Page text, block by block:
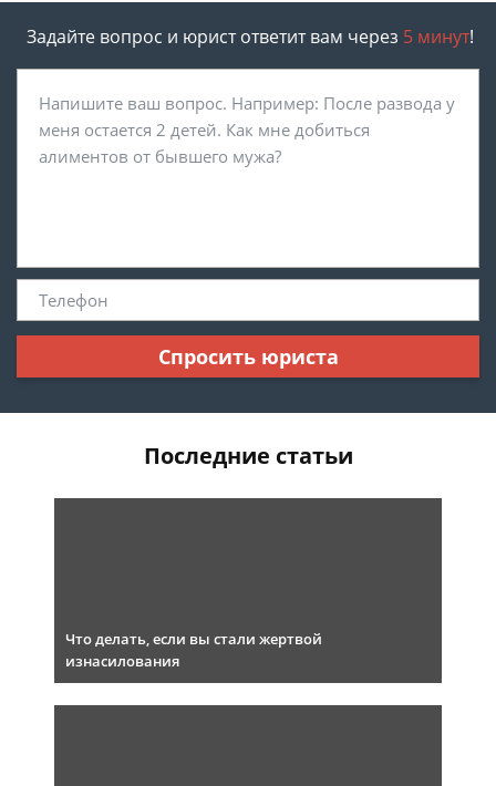
Задайте вопрос и юрист ответит вам через 5 минут!
Спросить юриста
Последние статьи
Что делать, если вы стали жертвой
изнасилования